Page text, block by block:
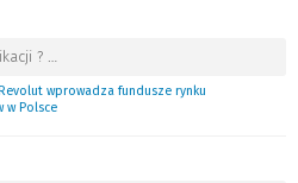
? …
wprowadza fundusze rynku
w Polsce